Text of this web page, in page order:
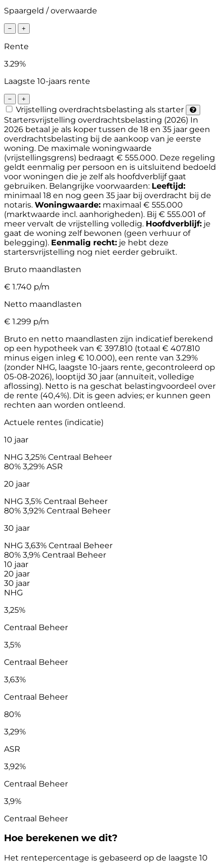
Spaargeld / overwaarde
− +
Rente
3.29%
Laagste 10-jaars rente
− +
Vrijstelling overdrachtsbelasting als starter
Startersvrijstelling overdrachtsbelasting (2026) In
2026 betaal je als koper tussen de 18 en 35 jaar geen
overdrachtsbelasting bij de aankoop van je eerste
woning. De maximale woningwaarde
(vrijstellingsgrens) bedraagt € 555.000. Deze regeling
geldt eenmalig per persoon en is uitsluitend bedoeld
voor woningen die je zelf als hoofdverblijf gaat
gebruiken. Belangrijke voorwaarden: Leeftijd:
minimaal 18 en nog geen 35 jaar bij overdracht bij de
notaris. Woningwaarde: maximaal € 555.000
(marktwaarde incl. aanhorigheden). Bij € 555.001 of
meer vervalt de vrijstelling volledig. Hoofdverblijf: je
gaat de woning zelf bewonen (geen verhuur of
belegging). Eenmalig recht: je hebt deze
startersvrijstelling nog niet eerder gebruikt.
Bruto maandlasten
€ 1.740 p/m
Netto maandlasten
€ 1.299 p/m
Bruto en netto maandlasten zijn indicatief berekend
op een hypotheek van € 397.810 (totaal € 407.810
minus eigen inleg € 10.000), een rente van 3.29%
(zonder NHG, laagste 10-jaars rente, gecontroleerd op
05-08-2026), looptijd 30 jaar (annuïteit, volledige
aflossing). Netto is na geschat belastingvoordeel over
de rente (40,4%). Dit is geen advies; er kunnen geen
rechten aan worden ontleend.
Actuele rentes (indicatie)
10 jaar
NHG 3,25% Centraal Beheer
80% 3,29% ASR
20 jaar
NHG 3,5% Centraal Beheer
80% 3,92% Centraal Beheer
30 jaar
NHG 3,63% Centraal Beheer
80% 3,9% Centraal Beheer
10 jaar
20 jaar
30 jaar
NHG
3,25%
Centraal Beheer
3,5%
Centraal Beheer
3,63%
Centraal Beheer
80%
3,29%
ASR
3,92%
Centraal Beheer
3,9%
Centraal Beheer
Hoe berekenen we dit?
Het rentepercentage is gebaseerd op de laagste 10